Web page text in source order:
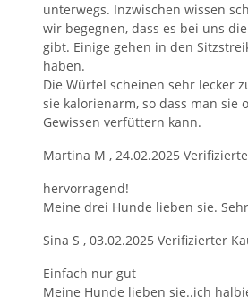
unterwegs. Inzwischen wissen
wir begegnen, dass es bei uns
gibt. Einige gehen in den
haben.
Die Würfel scheinen sehr lecker
sie kalorienarm, so dass man sie
Gewissen verfüttern kann.
Martina M , 24.02.2025
hervorragend!
Meine drei Hunde lieben sie.
Sina S , 03.02.2025 Verifizierter
Einfach nur gut
Meine Hunde lieben sie..ich